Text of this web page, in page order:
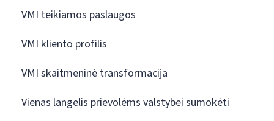
VMI teikiamos paslaugos
VMI kliento profilis
VMI skaitmeninė transformacija
Vienas langelis prievolėms valstybei sumokėti